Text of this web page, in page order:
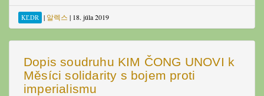
KĽDR | 알렉스 | 18. júla 2019
Dopis soudruhu KIM ČONG UNOVI k
Měsíci solidarity s bojem proti
imperialismu